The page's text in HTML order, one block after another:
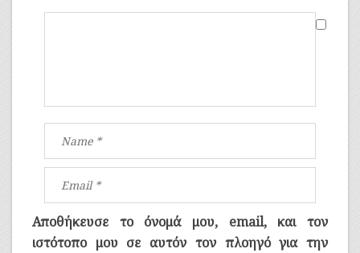
Αποθήκευσε το όνομά μου, email, και τον
ιστότοπο μου σε αυτόν τον πλοηγό για την